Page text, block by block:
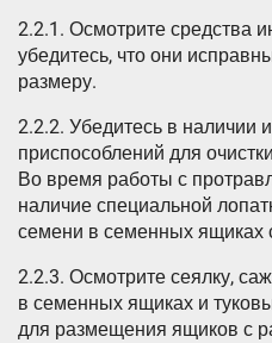
2.2.1. Осмотрите средства
убедитесь, что они
размеру.
2.2.2. Убедитесь в наличии
приспособлений для
Во время работы с
наличие специальной
семени в семенных ящиках
2.2.3. Осмотрите сеялку,
в семенных ящиках и
для размещения ящиков с